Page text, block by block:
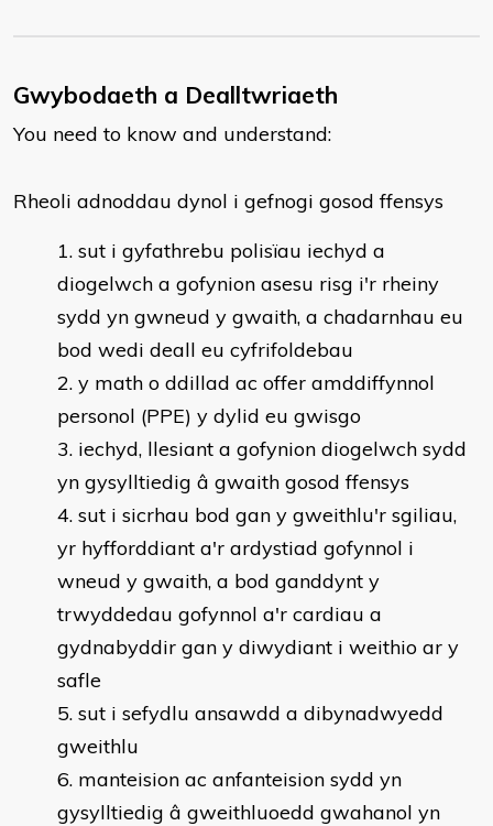
Gwybodaeth a Dealltwriaeth
You need to know and understand:
​Rheoli adnoddau dynol i gefnogi gosod ffensys
sut i gyfathrebu polisïau iechyd a
diogelwch a gofynion asesu risg i'r rheiny
sydd yn gwneud y gwaith, a chadarnhau eu
bod wedi deall eu cyfrifoldebau
y math o ddillad ac offer amddiffynnol
personol (PPE) y dylid eu gwisgo
iechyd, llesiant a gofynion diogelwch sydd
yn gysylltiedig â gwaith gosod ffensys
sut i sicrhau bod gan y gweithlu'r sgiliau,
yr hyfforddiant a'r ardystiad gofynnol i
wneud y gwaith, a bod ganddynt y
trwyddedau gofynnol a'r cardiau a
gydnabyddir gan y diwydiant i weithio ar y
safle
sut i sefydlu ansawdd a dibynadwyedd
gweithlu
manteision ac anfanteision sydd yn
gysylltiedig â gweithluoedd gwahanol yn